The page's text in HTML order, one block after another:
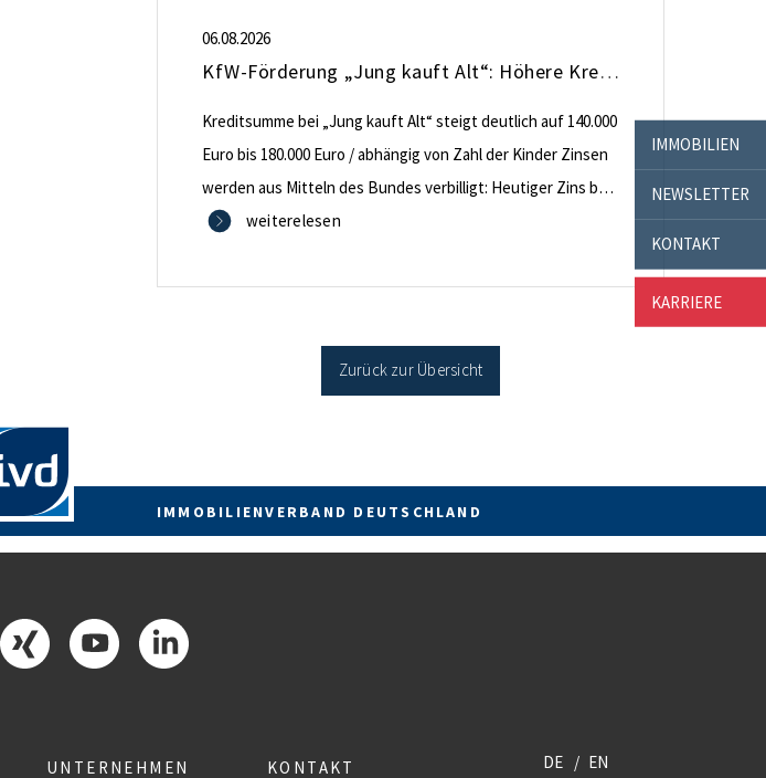
IMMOBILIEN
NEWSLETTER
KONTAKT
KARRIERE
06.08.2026
KfW-Förderung „Jung kauft Alt“: Höhere Kredite ab August 2026
Kreditsumme bei „Jung kauft Alt“ steigt deutlich auf 140.000
Euro bis 180.000 Euro / abhängig von Zahl der Kinder Zinsen
werden aus Mitteln des Bundes verbilligt: Heutiger Zins bei
0,53 Prozent effektiv bei 35 Jahren Laufzeit und 10 Jahren
energetischer Sanierung binnen 54 Monaten nach
weiterelesen
Zurück zur Übersicht
IMMOBILIENVERBAND DEUTSCHLAND
UNTERNEHMEN KONTAKT DE EN